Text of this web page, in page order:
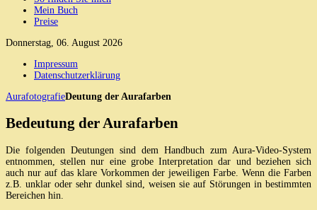
Mein Buch
Preise
Donnerstag, 06. August 2026
Impressum
Datenschutzerklärung
AurafotografieDeutung der Aurafarben
Bedeutung der Aurafarben
Die folgenden Deutungen sind dem Handbuch zum Aura-Video-System
entnommen, stellen nur eine grobe Interpretation dar und beziehen sich
auch nur auf das klare Vorkommen der jeweiligen Farbe. Wenn die Farben
z.B. unklar oder sehr dunkel sind, weisen sie auf Störungen in bestimmten
Bereichen hin.